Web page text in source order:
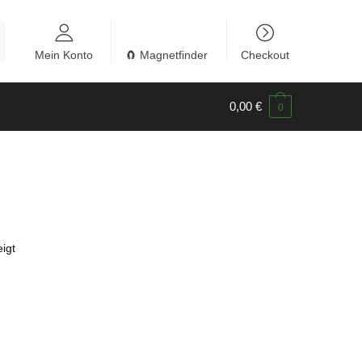
Mein Konto 🧲 Magnetfinder Checkout
0,00 € 0